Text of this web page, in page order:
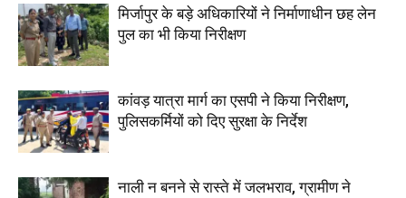
मिर्जापुर के बड़े अधिकारियों ने निर्माणाधीन छह लेन
पुल का भी किया निरीक्षण
कांवड़ यात्रा मार्ग का एसपी ने किया निरीक्षण,
पुलिसकर्मियों को दिए सुरक्षा के निर्देश
नाली न बनने से रास्ते में जलभराव, ग्रामीण ने